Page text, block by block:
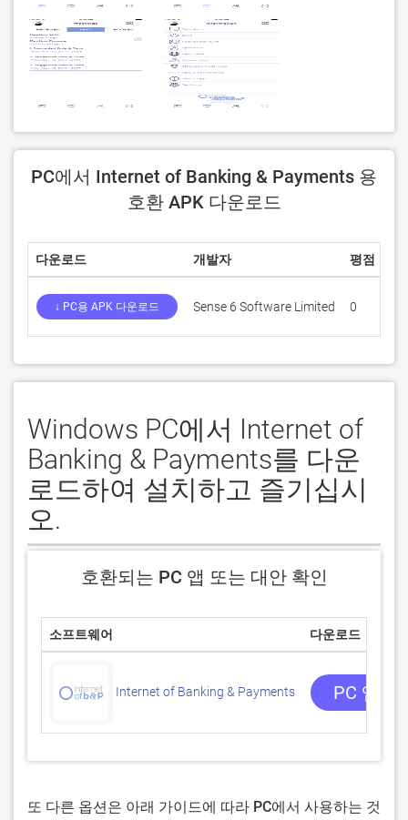
PC에서 Internet of Banking & Payments 용
호환 APK 다운로드
다운로드 개발자 평점
↓ PC용 APK 다운로드 Sense 6 Software Limited 0
Windows PC에서 Internet of
Banking & Payments를 다운
로드하여 설치하고 즐기십시
오.
호환되는 PC 앱 또는 대안 확인
소프트웨어 다운로드
Internet of Banking & Payments PC 앱 받
또 다른 옵션은 아래 가이드에 따라 PC에서 사용하는 것